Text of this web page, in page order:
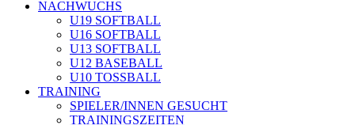
NACHWUCHS
U19 SOFTBALL
U16 SOFTBALL
U13 SOFTBALL
U12 BASEBALL
U10 TOSSBALL
TRAINING
SPIELER/INNEN GESUCHT
TRAININGSZEITEN